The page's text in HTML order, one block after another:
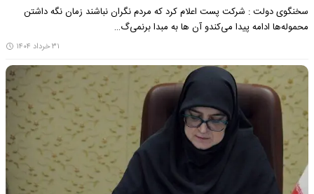
سخنگوی دولت : شرکت پست اعلام کرد که مردم نگران نباشند زمان نگه داشتن
محموله‌ها ادامه پیدا می‌کندو آن ها به مبدا برنمی‌گ…
۳۱ خرداد ۱۴۰۴